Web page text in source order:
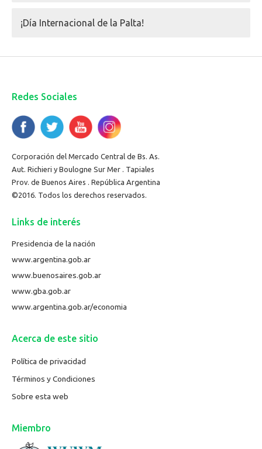
¡Día Internacional de la Palta!
Redes Sociales
Corporación del Mercado Central de Bs. As.
Aut. Richieri y Boulogne Sur Mer . Tapiales
Prov. de Buenos Aires . República Argentina
©2016. Todos los derechos reservados.
Links de interés
Presidencia de la nación
www.argentina.gob.ar
www.buenosaires.gob.ar
www.gba.gob.ar
www.argentina.gob.ar/economia
Acerca de este sitio
Política de privacidad
Términos y Condiciones
Sobre esta web
Miembro